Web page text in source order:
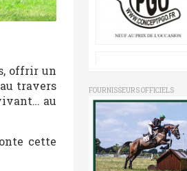
offrir un
travers
au
cette
FOURNISSEURS OFFICIELS